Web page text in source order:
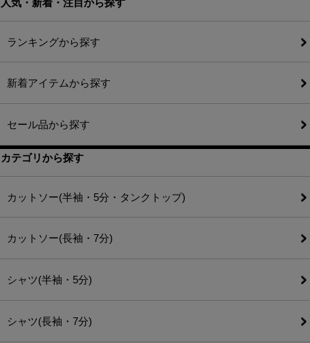
人気・新着・注目から探す
ランキングから探す
新着アイテムから探す
セール品から探す
カテゴリから探す
カットソー(半袖・5分・タンクトップ)
カットソー(長袖・7分)
シャツ(半袖・5分)
シャツ(長袖・7分)